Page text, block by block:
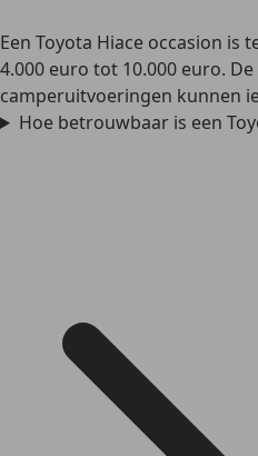
Een Toyota Hiace occasion
4.000 euro tot 10.000 euro.
camperuitvoeringen kunnen
Hoe betrouwbaar is een